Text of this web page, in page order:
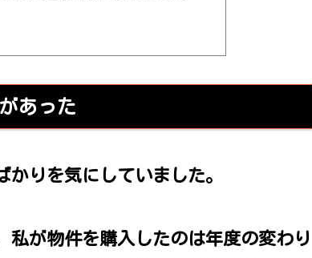
あった
りを気にしていました。
私が物件を購入したのは年度の変わり